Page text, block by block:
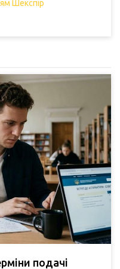
Шекспір
подачі